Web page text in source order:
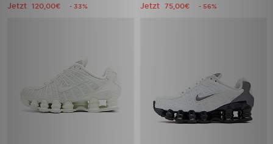
Jetzt 120,00€ - 33% Jetzt 75,00€ - 56%